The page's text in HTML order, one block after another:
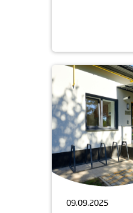
09.09.2025